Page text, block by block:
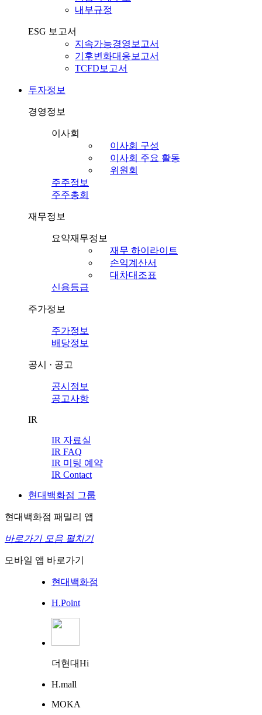
내부규정
ESG 보고서
지속가능경영보고서
기후변화대응보고서
TCFD보고서
투자정보
경영정보
이사회
이사회 구성
이사회 주요 활동
위원회
주주정보
주주총회
재무정보
요약재무정보
재무 하이라이트
손익계산서
대차대조표
신용등급
주가정보
주가정보
배당정보
공시 · 공고
공시정보
공고사항
IR
IR 자료실
IR FAQ
IR 미팅 예약
IR Contact
현대백화점 그룹
현대백화점 패밀리 앱
바로가기 모음 펼치기
모바일 앱 바로가기
현대백화점
H.Point
더현대Hi
H.mall
MOKA